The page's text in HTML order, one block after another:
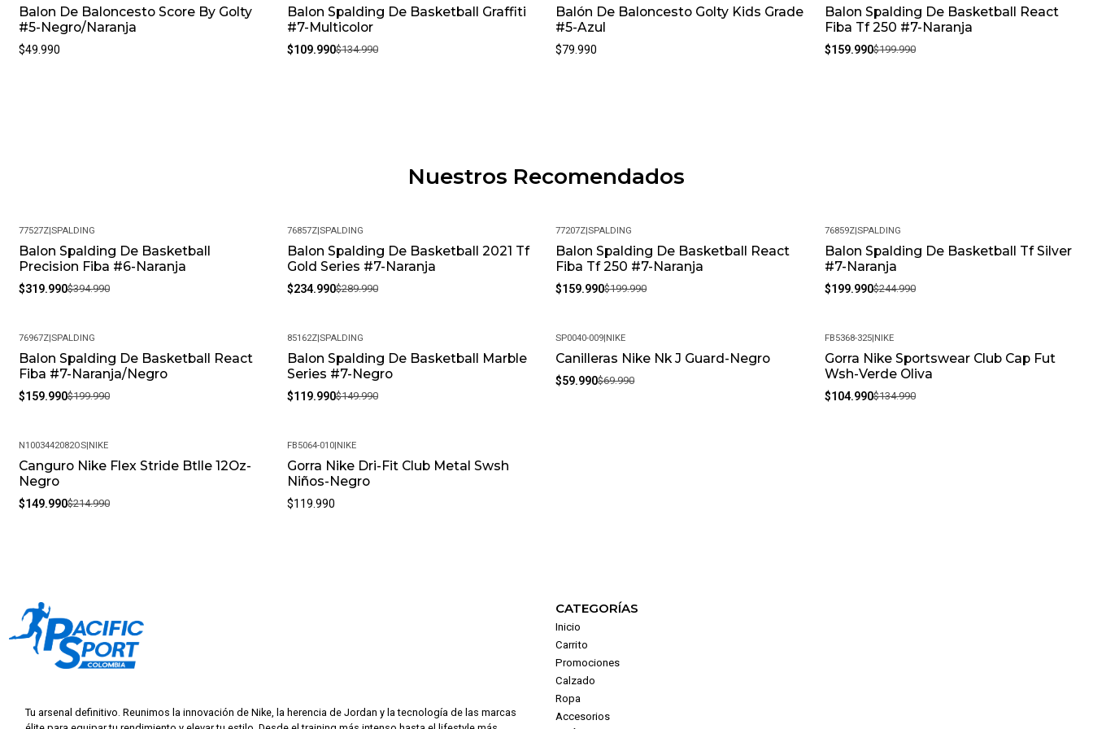
Balon De Baloncesto Score By Golty
#5-Negro/Naranja
$49.990
-19%
Balon Spalding De Basketball Graffiti
#7-Multicolor
$109.990$134.990
Balón De Baloncesto Golty Kids Grade
#5-Azul
$79.990
-20%
Balon Spalding De Basketball React
Fiba Tf 250 #7-Naranja
$159.990$199.990
Nuestros Recomendados
-19%
77527Z|SPALDING
Balon Spalding De Basketball
Precision Fiba #6-Naranja
$319.990$394.990
-19%
76857Z|SPALDING
Balon Spalding De Basketball 2021 Tf
Gold Series #7-Naranja
$234.990$289.990
-20%
77207Z|SPALDING
Balon Spalding De Basketball React
Fiba Tf 250 #7-Naranja
$159.990$199.990
-18%
76859Z|SPALDING
Balon Spalding De Basketball Tf Silver
#7-Naranja
$199.990$244.990
-20%
76967Z|SPALDING
Balon Spalding De Basketball React
Fiba #7-Naranja/Negro
$159.990$199.990
-20%
85162Z|SPALDING
Balon Spalding De Basketball Marble
Series #7-Negro
$119.990$149.990
-14%
SP0040-009|NIKE
Canilleras Nike Nk J Guard-Negro
$59.990$69.990
-22%
FB5368-325|NIKE
Gorra Nike Sportswear Club Cap Fut
Wsh-Verde Oliva
$104.990$134.990
-30%
N1003442082OS|NIKE
Canguro Nike Flex Stride Btlle 12Oz-
Negro
$149.990$214.990
FB5064-010|NIKE
Gorra Nike Dri-Fit Club Metal Swsh
Niños-Negro
$119.990
Tu arsenal definitivo. Reunimos la innovación de Nike, la herencia de Jordan y la tecnología de las marcas
CATEGORÍAS
Inicio
Carrito
Promociones
Calzado
Ropa
Accesorios